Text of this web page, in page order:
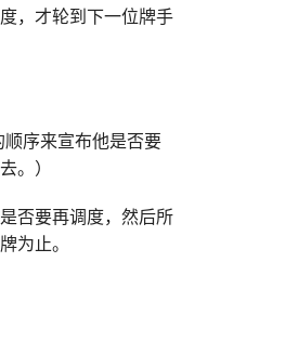
，才轮到下一位牌手
序来宣布他是否要
。）
否要再调度，然后所
为止。